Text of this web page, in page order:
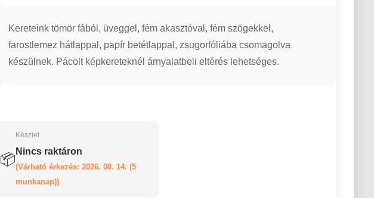
Kereteink tömör fából, üveggel, fém akasztóval, fém szögekkel,
farostlemez hátlappal, papír betétlappal, zsugorfóliába csomagolva
készülnek. Pácolt képkereteknél árnyalatbeli eltérés lehetséges.
📦
Készlet
Nincs raktáron
(Várható érkezés: 2026. 08. 14. (5
munkanap))